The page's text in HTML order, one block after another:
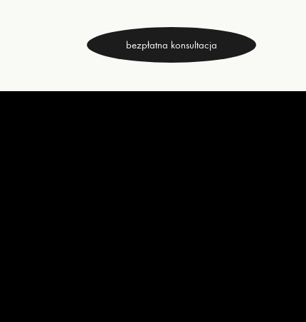
bezpłatna konsultacja